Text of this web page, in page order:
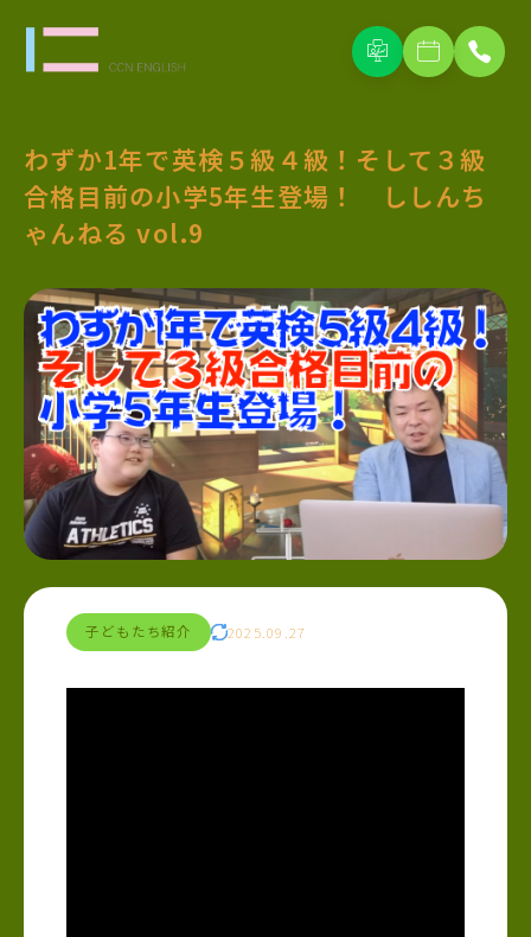
わずか1年で英検５級４級！そして３級
合格目前の小学5年生登場！ ししんち
ゃんねる vol.9
2025.09.27
子どもたち紹介